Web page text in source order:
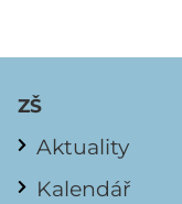
ZŠ
Aktuality
Kalendář